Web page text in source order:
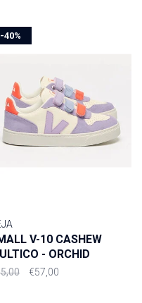
-40%
V-10 CASHEW
- ORCHID
€57,00